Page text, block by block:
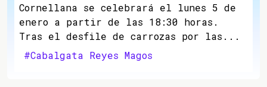
Cornellana se celebrará el lunes 5 de
enero a partir de las 18:30 horas.
Tras el desfile de carrozas por las...
#Cabalgata Reyes Magos